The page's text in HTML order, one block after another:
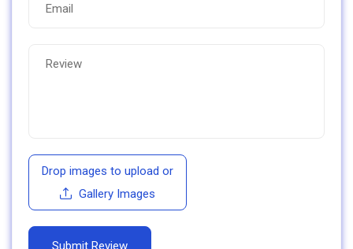
Drop images to upload or
Gallery Images